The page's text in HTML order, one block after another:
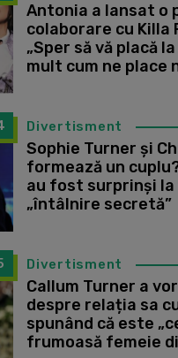
Antonia a lansat o
colaborare cu Killa
„Sper să vă placă
mult cum ne place
Divertisment
Sophie Turner și
formează un
au fost surprinși la
„întâlnire secretă”
Divertisment
Callum Turner a
despre relația sa
spunând că este
frumoasă femeie